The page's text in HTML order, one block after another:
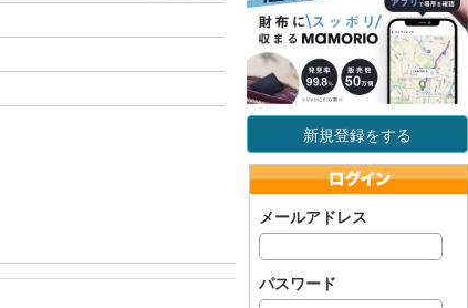
新規登録をする
メールアドレス
パスワード